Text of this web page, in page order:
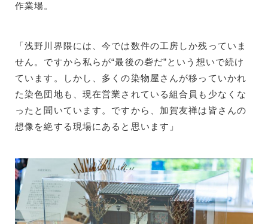
作業場。
「浅野川界隈には、今では数件の工房しか残っていま
せん。ですから私らが“最後の砦だ”という想いで続け
ています。しかし、多くの染物屋さんが移っていかれ
た染色団地も、現在営業されている組合員も少なくな
ったと聞いています。ですから、加賀友禅は皆さんの
想像を絶する現場にあると思います」